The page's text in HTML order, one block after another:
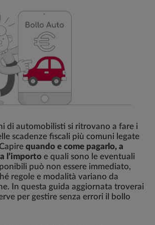
di automobilisti si ritrovano a fare i
scadenze fiscali più comuni legate
quando e come pagarlo, a
l’importo e quali sono le eventuali
può non essere immediato,
regole e modalità variano da
In questa guida aggiornata troverai
per gestire senza errori il bollo